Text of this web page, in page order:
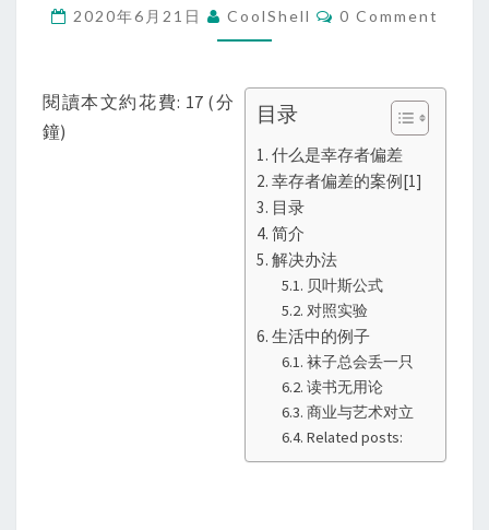
偏
2020年6月21日 CoolShell Comments
0 Comment
目录
什么是幸存者偏差
幸存者偏差的案例[1]
目录
简介
解决办法
贝叶斯公式
对照实验
生活中的例子
袜子总会丢一只
读书无用论
商业与艺术对立
Related posts:
閱讀本文約花費: 17 (分
鐘)